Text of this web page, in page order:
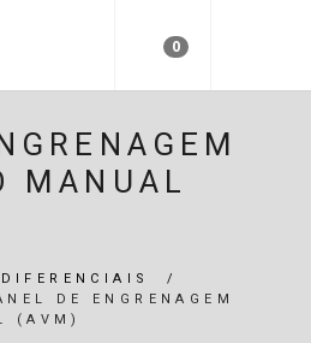
0
MANUAL
/
DE ENGRENAGEM
(AVM)